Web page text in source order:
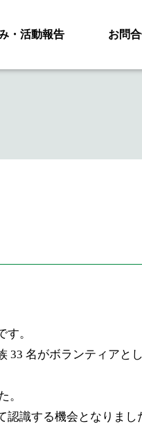
・活動報告 お問
。
名がボランティアとし
。
識する機会となりまし